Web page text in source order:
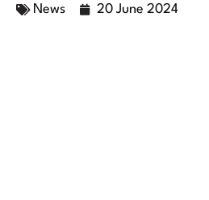
News 20 June 2024